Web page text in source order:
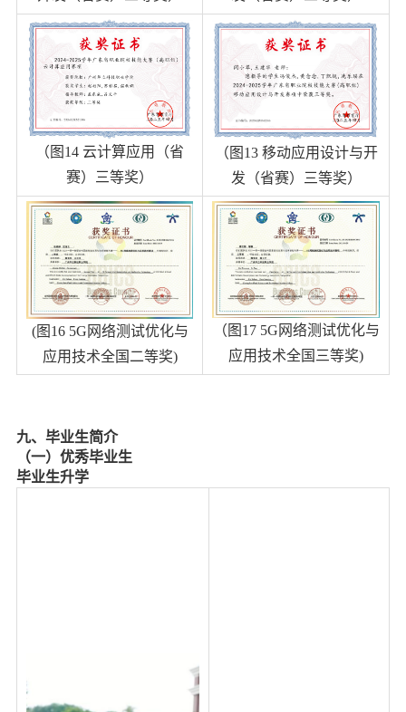
（图 14 云计算应用（省
赛）三等奖）
（图 13 移动应用设计与开
发（省赛）三等奖）
(图 16 5G 网络测试优化与
应用技术全国二等奖)
（图17 5G网络测试优化与
应用技术全国三等奖)
九、毕业生简介
（一）优秀毕业生
毕业生升学